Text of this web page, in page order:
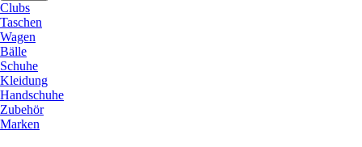
Clubs
Taschen
Wagen
Bälle
Schuhe
Kleidung
Handschuhe
Zubehör
Marken